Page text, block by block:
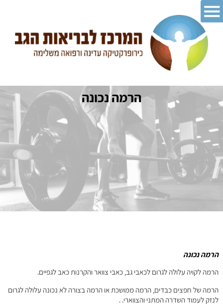
הרמה נכונה
הרמה נכונה
הרמה לקויה עלולה לגרום לכאבי גב, כאבי צוואר והקרנות כאב לגפיים.
הרמה של חפצים כבדים, הרמה ממושכת או הרמה בצורה לא נכונה עלולה לגרום
לנזק לעמוד השדרה המתני והצווארי. .